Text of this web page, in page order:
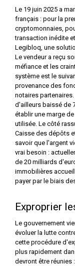
Le 19 juin 2025 a
français : pour la
cryptomonnaies,
transaction inédite
Legibloq, une
Le vendeur a reçu
méfiance et les
système est le
provenance des
notaires
d'ailleurs baissé de
établir une marge
utilisée. Le côté
Caisse des dépôts
savoir que l'argent
vrai besoin :
de 20 milliards
immobilières
payer par le biais
Exproprier
Le gouvernement
évoluer la lutte
cette procédure
plus rapidement
devront être réunies